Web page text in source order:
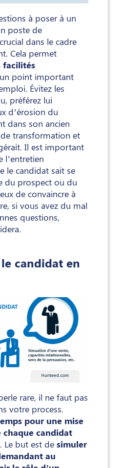
à poser à un
poste de
dans le cadre
Cela permet
facilités
point important
Évitez les
préférez lui
d’érosion du
dans son ancien
transformation et
Il est important
l’entretien
le candidat sait se
du prospect ou du
de convaincre à
si vous avez du mal
questions,
candidat en
rare, il ne faut pas
votre process.
pour une mise
candidat
. Le but est de simuler
au